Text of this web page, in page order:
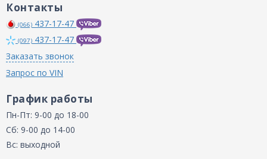
Контакты
(066) 437-17-47
(097) 437-17-47
Заказать звонок
Запрос по VIN
График работы
Пн-Пт: 9-00 до 18-00
Сб: 9-00 до 14-00
Вс: выходной